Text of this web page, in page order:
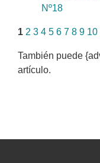
Nº18
1 2 3 4 5 6 7 8 9 10
También puede
artículo.